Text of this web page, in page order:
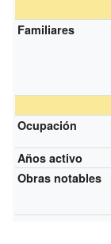
Familiares
Ocupación
Años activo
Obras notables